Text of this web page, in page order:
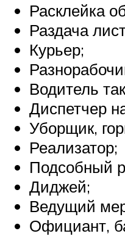
Расклейка
Раздача
Курьер;
Водитель
Диспетчер
Уборщик,
Реализатор;
Подсобный
Диджей;
Ведущий
Официант,